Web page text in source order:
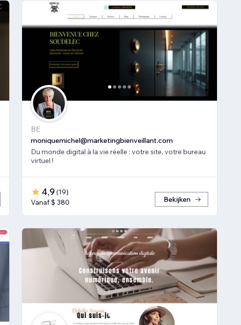
BE
moniquemichel@marketingbienveillant.com
Du monde digital à la vie réelle : votre site, votre bureau
virtuel !
4,9 (19)
Vanaf $ 380
Bekijken